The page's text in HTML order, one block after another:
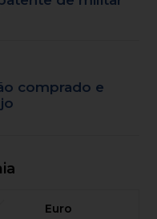
comprado e
Euro